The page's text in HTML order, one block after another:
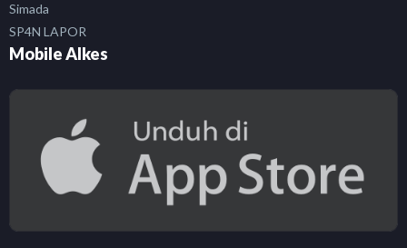
Simada
SP4N LAPOR
Mobile Alkes